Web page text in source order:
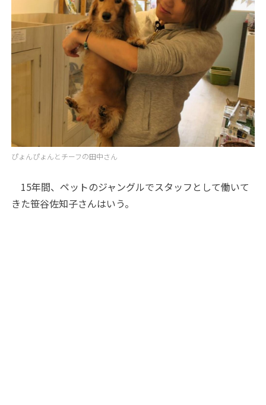
ぴょんぴょんとチーフの田中さん
15年間、ペットのジャングルでスタッフとして働いて
きた笹谷佐知子さんはいう。